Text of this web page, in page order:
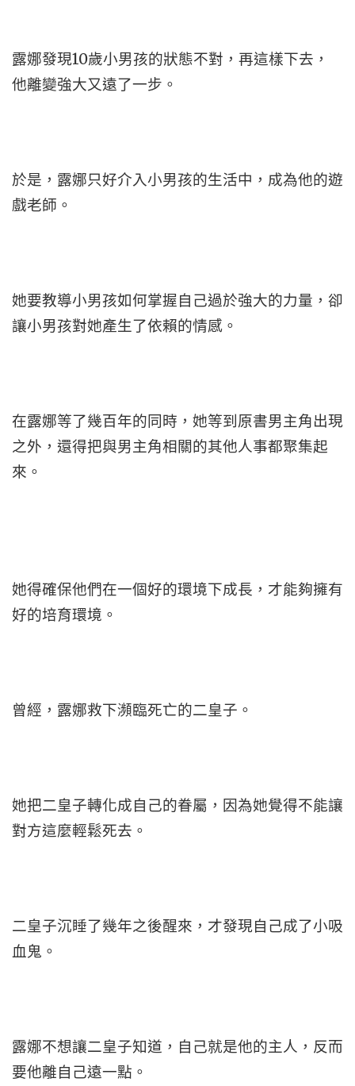
露娜發現10歲小男孩的狀態不對，再這樣下去，
他離變強大又遠了一步。
於是，露娜只好介入小男孩的生活中，成為他的遊
戲老師。
她要教導小男孩如何掌握自己過於強大的力量，卻
讓小男孩對她產生了依賴的情感。
在露娜等了幾百年的同時，她等到原書男主角出現
之外，還得把與男主角相關的其他人事都聚集起
來。
她得確保他們在一個好的環境下成長，才能夠擁有
好的培育環境。
曾經，露娜救下瀕臨死亡的二皇子。
她把二皇子轉化成自己的眷屬，因為她覺得不能讓
對方這麼輕鬆死去。
二皇子沉睡了幾年之後醒來，才發現自己成了小吸
血鬼。
露娜不想讓二皇子知道，自己就是他的主人，反而
要他離自己遠一點。